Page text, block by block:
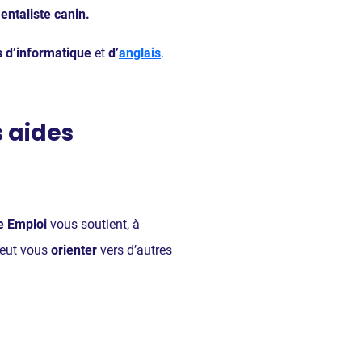
canin.
d’informatique et d’anglais.
aides
Emploi vous soutient, à
vous orienter vers d’autres